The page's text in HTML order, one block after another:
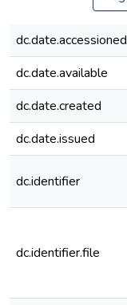
dc.date.accessioned
dc.date.available
dc.date.created
dc.date.issued
dc.identifier
dc.identifier.file